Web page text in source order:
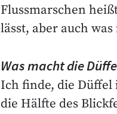
Flussmarschen
lässt, aber auch
Was macht die
Ich finde, die Düffel
die Hälfte des